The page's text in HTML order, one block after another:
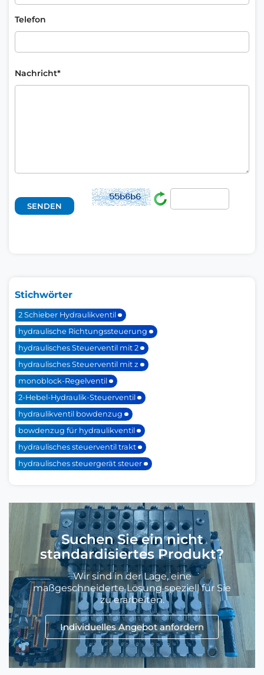
Telefon
Nachricht*
Stichwörter
2 Schieber Hydraulikventil
hydraulische Richtungssteuerung
hydraulisches Steuerventil mit 2
hydraulisches Steuerventil mit z
monoblock-Regelventil
2-Hebel-Hydraulik-Steuerventil
hydraulikventil bowdenzug
bowdenzug für hydraulikventil
hydraulisches steuerventil trakt
hydraulisches steuergerät steuer
Suchen Sie ein nicht
standardisiertes Produkt?
Wir sind in der Lage, eine
maßgeschneiderte Lösung speziell für Sie
zu erarbeiten.
Individuelles Angebot anfordern